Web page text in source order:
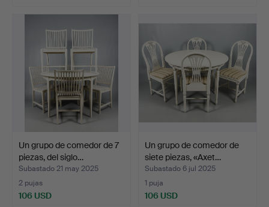
Un grupo de comedor de 7
piezas, del siglo…
Subastado 21 may 2025
2 pujas
106 USD
Un grupo de comedor de
siete piezas, «Axet…
Subastado 6 jul 2025
1 puja
106 USD